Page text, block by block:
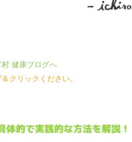
クリックください。